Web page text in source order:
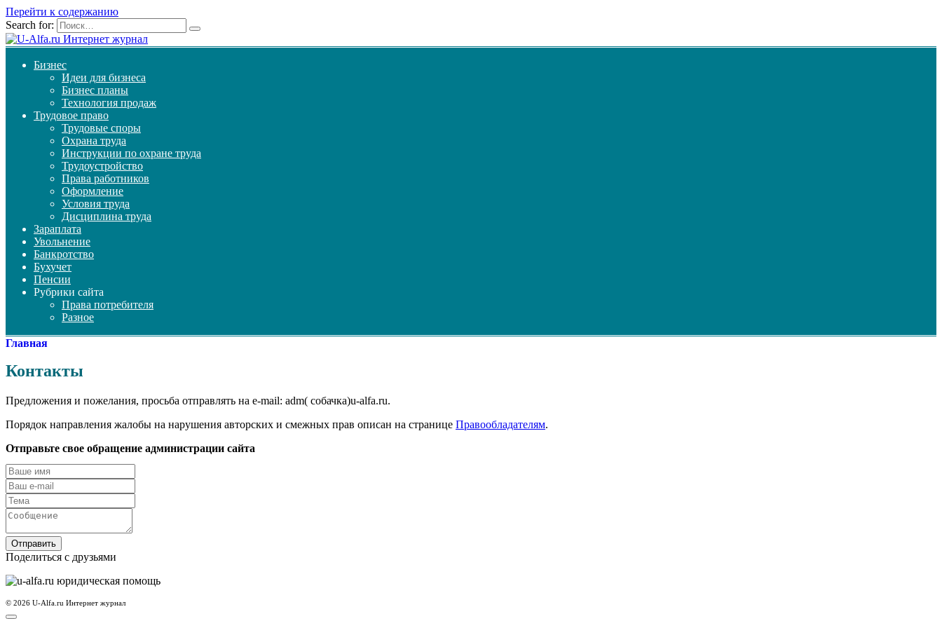
Перейти к содержанию
Search for:
Бизнес
Идеи для бизнеса
Бизнес планы
Технология продаж
Трудовое право
Трудовые споры
Охрана труда
Инструкции по охране труда
Трудоустройство
Права работников
Оформление
Условия труда
Дисциплина труда
Зараплата
Увольнение
Банкротство
Бухучет
Пенсии
Рубрики сайта
Права потребителя
Разное
Главная
Контакты
Предложения и пожелания, просьба отправлять на e-mail: adm( собачка)u-alfa.ru.
Порядок направления жалобы на нарушения авторских и смежных прав описан на странице Правообладателям.
Отправьте свое обращение администрации сайта
Отправить
Поделиться с друзьями
© 2026 U-Alfa.ru Интернет журнал